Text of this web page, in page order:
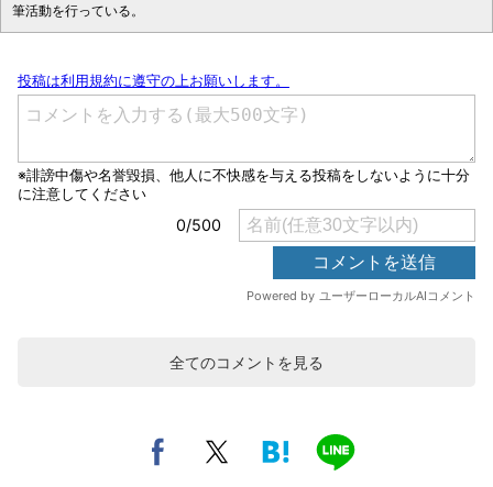
筆活動を行っている。
全てのコメントを見る